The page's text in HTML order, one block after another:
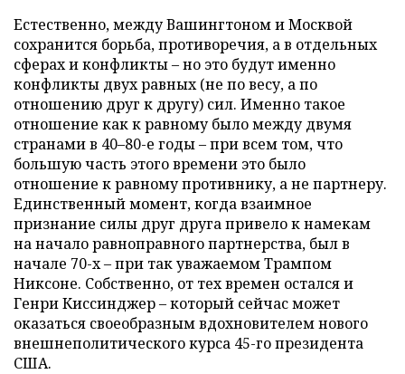
Естественно, между Вашингтоном и Москвой
сохранится борьба, противоречия, а в отдельных
сферах и конфликты – но это будут именно
конфликты двух равных (не по весу, а по
отношению друг к другу) сил. Именно такое
отношение как к равному было между двумя
странами в 40–80-е годы – при всем том, что
большую часть этого времени это было
отношение к равному противнику, а не партнеру.
Единственный момент, когда взаимное
признание силы друг друга привело к намекам
на начало равноправного партнерства, был в
начале 70-х – при так уважаемом Трампом
Никсоне. Собственно, от тех времен остался и
Генри Киссинджер – который сейчас может
оказаться своеобразным вдохновителем нового
внешнеполитического курса 45-го президента
США.